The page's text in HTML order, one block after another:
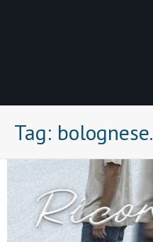
Tag: bolognese.